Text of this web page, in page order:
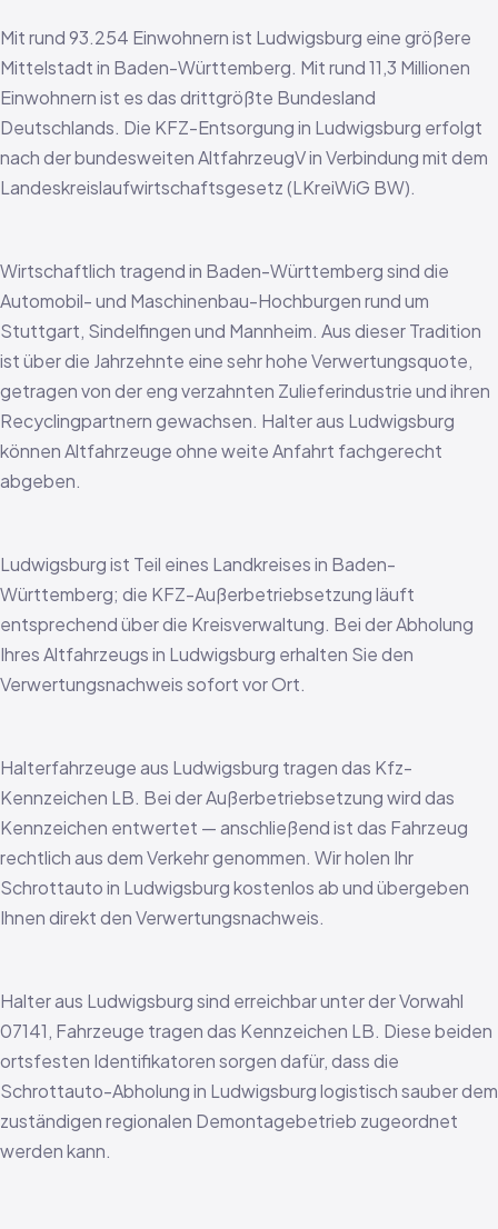
Mit rund 93.254 Einwohnern ist Ludwigsburg eine größere
Mittelstadt in Baden-Württemberg. Mit rund 11,3 Millionen
Einwohnern ist es das drittgrößte Bundesland
Deutschlands. Die KFZ-Entsorgung in Ludwigsburg erfolgt
nach der bundesweiten AltfahrzeugV in Verbindung mit dem
Landeskreislaufwirtschaftsgesetz (LKreiWiG BW).
Wirtschaftlich tragend in Baden-Württemberg sind die
Automobil- und Maschinenbau-Hochburgen rund um
Stuttgart, Sindelfingen und Mannheim. Aus dieser Tradition
ist über die Jahrzehnte eine sehr hohe Verwertungsquote,
getragen von der eng verzahnten Zulieferindustrie und ihren
Recyclingpartnern gewachsen. Halter aus Ludwigsburg
können Altfahrzeuge ohne weite Anfahrt fachgerecht
abgeben.
Ludwigsburg ist Teil eines Landkreises in Baden-
Württemberg; die KFZ-Außerbetriebsetzung läuft
entsprechend über die Kreisverwaltung. Bei der Abholung
Ihres Altfahrzeugs in Ludwigsburg erhalten Sie den
Verwertungsnachweis sofort vor Ort.
Halterfahrzeuge aus Ludwigsburg tragen das Kfz-
Kennzeichen LB. Bei der Außerbetriebsetzung wird das
Kennzeichen entwertet — anschließend ist das Fahrzeug
rechtlich aus dem Verkehr genommen. Wir holen Ihr
Schrottauto in Ludwigsburg kostenlos ab und übergeben
Ihnen direkt den Verwertungsnachweis.
Halter aus Ludwigsburg sind erreichbar unter der Vorwahl
07141, Fahrzeuge tragen das Kennzeichen LB. Diese beiden
ortsfesten Identifikatoren sorgen dafür, dass die
Schrottauto-Abholung in Ludwigsburg logistisch sauber dem
zuständigen regionalen Demontagebetrieb zugeordnet
werden kann.